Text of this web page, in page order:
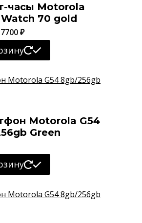
часы Motorola
70 gold
Первоначальная
цена
составляла
13700 ₽.
7700₽Текущая
цена:
7700 ₽.
Motorola G54
Green